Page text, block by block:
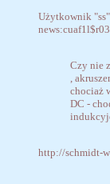
Użytkownik "ss"
Czy nie
,
chociaż
DC -
http://schmidt-